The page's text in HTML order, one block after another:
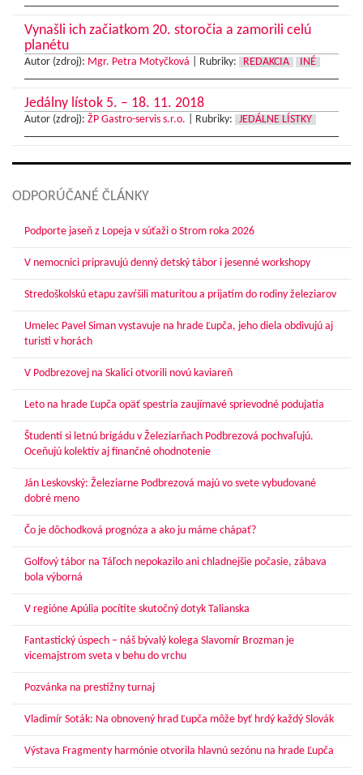
Vynašli ich začiatkom 20. storočia a zamorili celú
planétu
Autor (zdroj): Mgr. Petra Motyčková Rubriky: REDAKCIA INÉ
Jedálny lístok 5. – 18. 11. 2018
Autor (zdroj): ŽP Gastro-servis s.r.o. Rubriky: JEDÁLNE LÍSTKY
ODPORÚČANÉ ČLÁNKY
Podporte jaseň z Lopeja v súťaži o Strom roka 2026
V nemocnici pripravujú denný detský tábor i jesenné workshopy
Stredoškolskú etapu zavŕšili maturitou a prijatím do rodiny železiarov
Umelec Pavel Siman vystavuje na hrade Ľupča, jeho diela obdivujú aj
turisti v horách
V Podbrezovej na Skalici otvorili novú kaviareň
Leto na hrade Ľupča opäť spestria zaujímavé sprievodné podujatia
Študenti si letnú brigádu v Železiarňach Podbrezová pochvaľujú.
Oceňujú kolektív aj finančné ohodnotenie
Ján Leskovský: Železiarne Podbrezová majú vo svete vybudované
dobré meno
Čo je dôchodková prognóza a ako ju máme chápať?
Golfový tábor na Táľoch nepokazilo ani chladnejšie počasie, zábava
bola výborná
V regióne Apúlia pocítite skutočný dotyk Talianska
Fantastický úspech – náš bývalý kolega Slavomír Brozman je
vicemajstrom sveta v behu do vrchu
Pozvánka na prestížny turnaj
Vladimír Soták: Na obnovený hrad Ľupča môže byť hrdý každý Slovák
Výstava Fragmenty harmónie otvorila hlavnú sezónu na hrade Ľupča